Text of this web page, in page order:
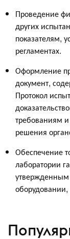
Проведение
других
показателям,
регламентах.
Оформление
документ,
Протокол
требованиям
решения
Обеспечение
лаборатории